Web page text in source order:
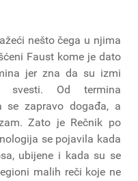
nešto čega u njima
Faust kome je dato
jer zna da su izmi
svesti. Od termina
zapravo događa, a
Zato je Rečnik po
se pojavila kada
ubijene i kada su se
malih reči koje ne